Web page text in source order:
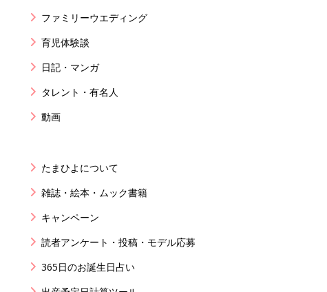
ファミリーウエディング
育児体験談
日記・マンガ
タレント・有名人
動画
たまひよについて
雑誌・絵本・ムック書籍
キャンペーン
読者アンケート・投稿・モデル応募
365日のお誕生日占い